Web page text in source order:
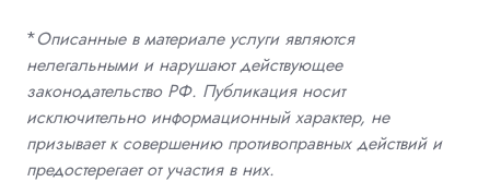
*Описанные в материале услуги являются
нелегальными и нарушают действующее
законодательство РФ. Публикация носит
исключительно информационный характер, не
призывает к совершению противоправных действий и
предостерегает от участия в них.